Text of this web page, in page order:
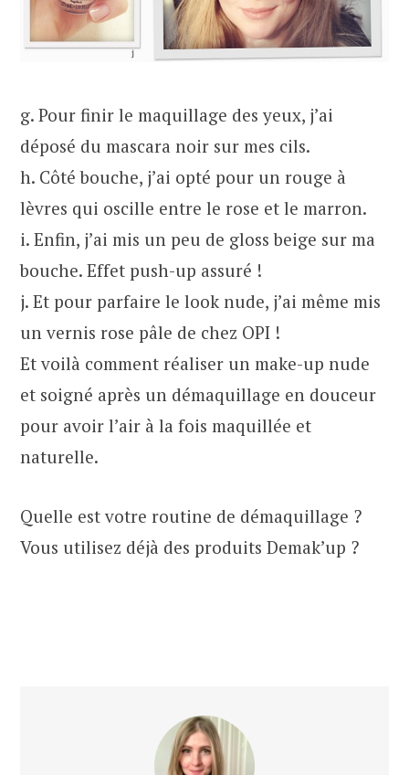
g. Pour finir le maquillage des yeux, j’ai
déposé du mascara noir sur mes cils.
h. Côté bouche, j’ai opté pour un rouge à
lèvres qui oscille entre le rose et le marron.
i. Enfin, j’ai mis un peu de gloss beige sur ma
bouche. Effet push-up assuré !
j. Et pour parfaire le look nude, j’ai même mis
un vernis rose pâle de chez OPI !
Et voilà comment réaliser un make-up nude
et soigné après un démaquillage en douceur
pour avoir l’air à la fois maquillée et
naturelle.
Quelle est votre routine de démaquillage ?
Vous utilisez déjà des produits Demak’up ?